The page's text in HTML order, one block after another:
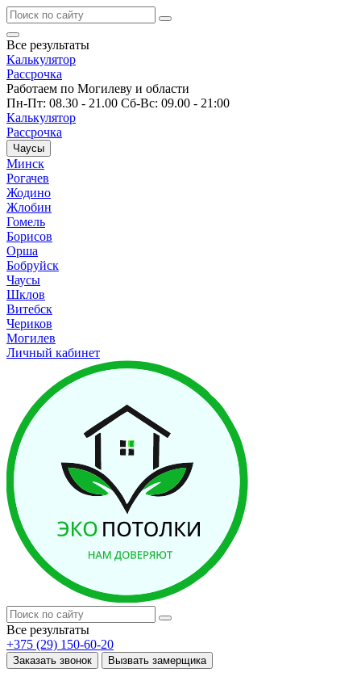
Все результаты
Калькулятор
Рассрочка
Работаем по Могилеву и области
Пн-Пт: 08.30 - 21.00 Сб-Вс: 09.00 - 21:00
Калькулятор
Рассрочка
Чаусы
Минск
Рогачев
Жодино
Жлобин
Гомель
Борисов
Орша
Бобруйск
Чаусы
Шклов
Витебск
Чериков
Могилев
Личный кабинет
Все результаты
+375 (29) 150-60-20
Заказать звонок Вызвать замерщика